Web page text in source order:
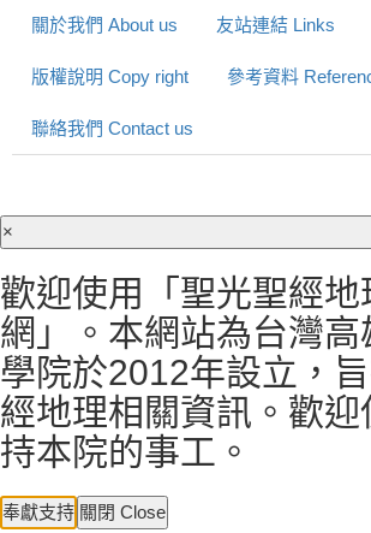
關於我們 About us 友站連結 Links
版權說明 Copy right 參考資料
聯絡我們 Contact us
×
歡迎使用「聖光聖經地
網」。本網站為台灣高
學院於2012年設立，
經地理相關資訊。歡迎
持本院的事工。
奉獻支持 關閉 Close